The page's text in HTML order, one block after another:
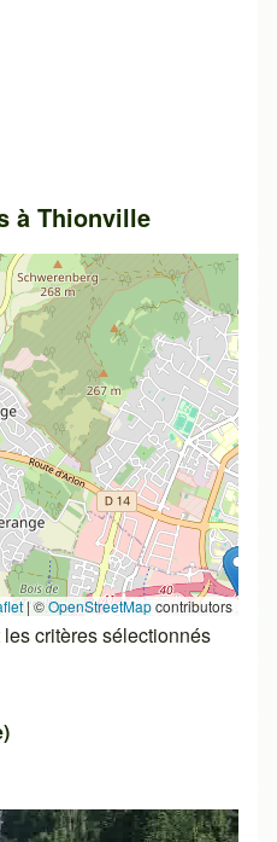
à Thionville
|©OpenStreetMapcontributors
critères sélectionnés